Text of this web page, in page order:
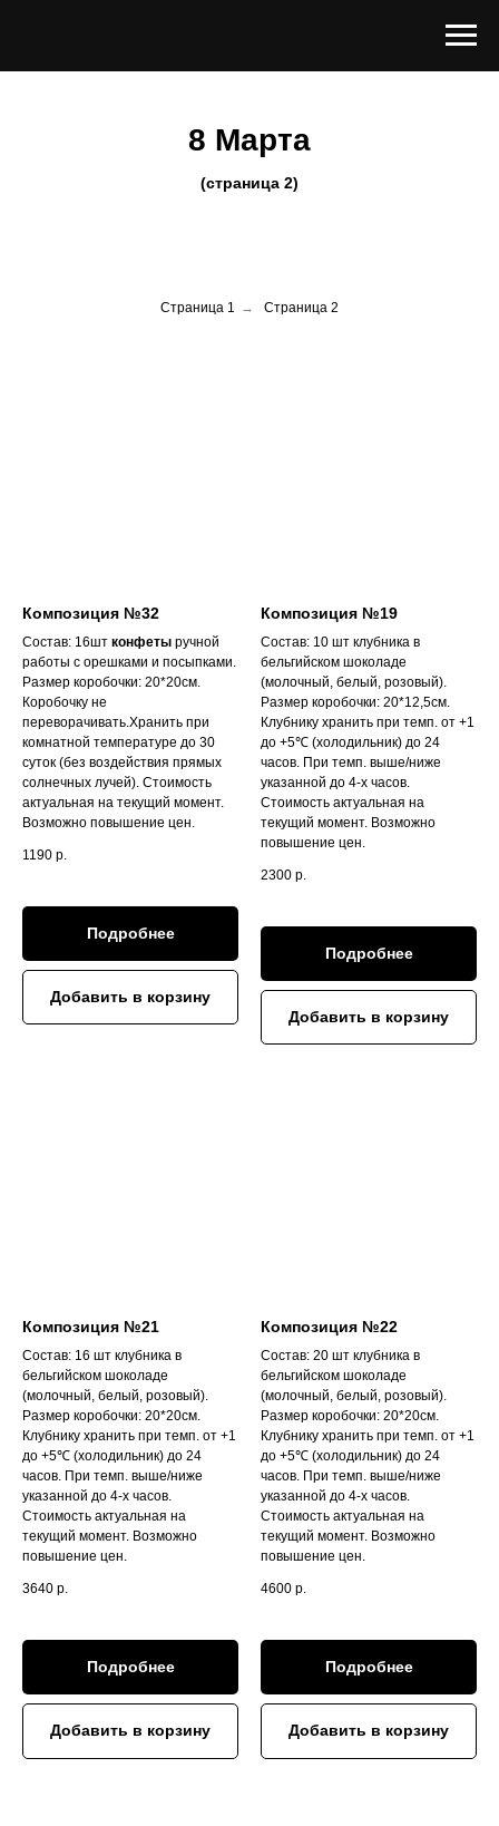
8 Марта
(страница 2)
Страница 1 → Страница 2
Композиция №32
Состав: 16шт конфеты ручной
работы с орешками и посыпками.
Размер коробочки: 20*20см.
Коробочку не
переворачивать.Хранить при
комнатной температуре до 30
суток (без воздействия прямых
солнечных лучей). Стоимость
актуальная на текущий момент.
Возможно повышение цен.
1190 р.
Подробнее
Добавить в корзину
Композиция №19
Состав: 10 шт клубника в
бельгийском шоколаде
(молочный, белый, розовый).
Размер коробочки: 20*12,5см.
Клубнику хранить при темп. от +1
до +5℃ (холодильник) до 24
часов. При темп. выше/ниже
указанной до 4-х часов.
Стоимость актуальная на
текущий момент. Возможно
повышение цен.
2300 р.
Подробнее
Добавить в корзину
Композиция №21
Состав: 16 шт клубника в
бельгийском шоколаде
(молочный, белый, розовый).
Размер коробочки: 20*20см.
Клубнику хранить при темп. от +1
до +5℃ (холодильник) до 24
часов. При темп. выше/ниже
указанной до 4-х часов.
Стоимость актуальная на
текущий момент. Возможно
повышение цен.
3640 р.
Подробнее
Добавить в корзину
Композиция №22
Состав: 20 шт клубника в
бельгийском шоколаде
(молочный, белый, розовый).
Размер коробочки: 20*20см.
Клубнику хранить при темп. от +1
до +5℃ (холодильник) до 24
часов. При темп. выше/ниже
указанной до 4-х часов.
Стоимость актуальная на
текущий момент. Возможно
повышение цен.
4600 р.
Подробнее
Добавить в корзину